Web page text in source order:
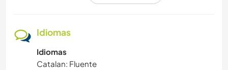
CULINÁRIA E COMIDA
Idiomas
Idiomas
Catalan: Fluente